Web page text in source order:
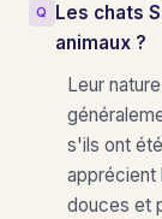
Les chats
animaux ?
Leur
s'ils ont
apprécient
douces et